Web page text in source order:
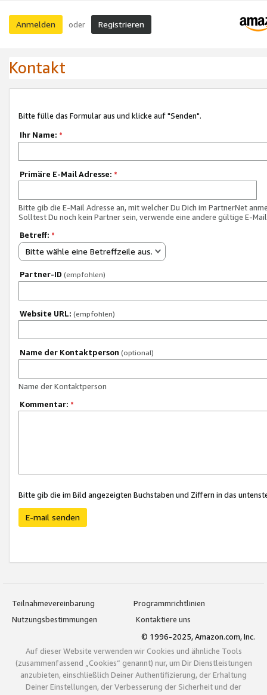
Anmelden oder Registrieren
Kontakt
Bitte fülle das Formular aus und klicke auf "Senden".
Ihr Name: *
Primäre E-Mail Adresse: *
Bitte gib die E-Mail Adresse an, mit welcher Du Dich im PartnerNet
Solltest Du noch kein Partner sein, verwende eine andere gültige E-
Betreff: *
Bitte wähle eine Betreffzeile aus.
Partner-ID (empfohlen)
Website URL: (empfohlen)
Name der Kontaktperson (optional)
Name der Kontaktperson
Kommentar: *
Bitte gib die im Bild angezeigten Buchstaben und Ziffern in das
E-mail senden
Teilnahmevereinbarung
Programmrichtlinien
Nutzungsbestimmungen
Kontaktiere uns
© 1996-2025, Amazon.com, Inc.
Auf dieser Website verwenden wir Cookies und ähnliche Tools
(zusammenfassend „Cookies“ genannt) nur, um Dir Dienstleistungen
anzubieten, einschließlich Deiner Authentifizierung, der Erhaltung
Deiner Einstellungen, der Verbesserung der Sicherheit und der